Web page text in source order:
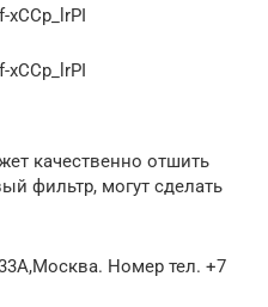
качественно отшить
фильтр, могут сделать
Номер тел. +7